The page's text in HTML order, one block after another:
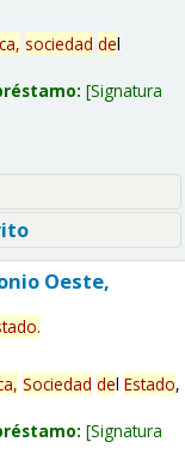
sociedad del
Signatura
Oeste,
.
Sociedad del Estado,
Signatura